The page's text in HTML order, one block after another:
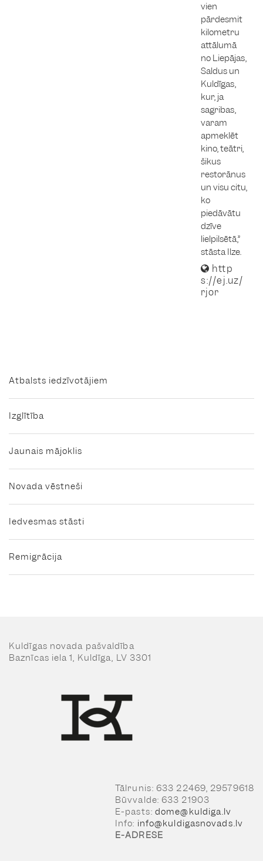
vien
pārdesmit
kilometru
attālumā
no Liepājas,
Saldus un
Kuldīgas,
kur, ja
sagribas,
varam
apmeklēt
kino, teātri,
šikus
restorānus
un visu citu,
ko
piedāvātu
dzīve
lielpilsētā,”
stāsta Ilze.
http
s://ej.uz/
rjor
Atbalsts iedzīvotājiem
Izglītība
Jaunais mājoklis
Novada vēstneši
Iedvesmas stāsti
Remigrācija
Kuldīgas novada pašvaldība
Baznīcas iela 1, Kuldīga, LV 3301
Tālrunis: 633 22469, 29579618
Būvvalde: 633 21903
E-pasts: dome@kuldiga.lv
Info: info@kuldigasnovads.lv
E-ADRESE